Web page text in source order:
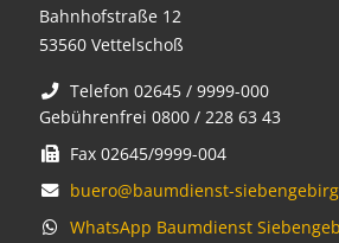
Bahnhofstraße 12
53560 Vettelschoß
Telefon 02645 / 9999-000
Gebührenfrei 0800 / 228 63 43
Fax 02645/9999-004
buero@baumdienst-
WhatsApp Baumdienst